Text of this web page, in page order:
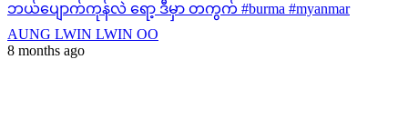
ဘယ်ပျောက်ကုန်လဲ ရော့ ဒီမှာ တကွက် #burma #myanmar
AUNG LWIN LWIN OO
8 months ago